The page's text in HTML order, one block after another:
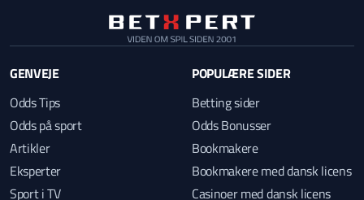
GENVEJE
Odds Tips
Odds på sport
Artikler
Eksperter
Sport i TV
POPULÆRE SIDER
Betting sider
Odds Bonusser
Bookmakere
Bookmakere med dansk licens
Casinoer med dansk licens